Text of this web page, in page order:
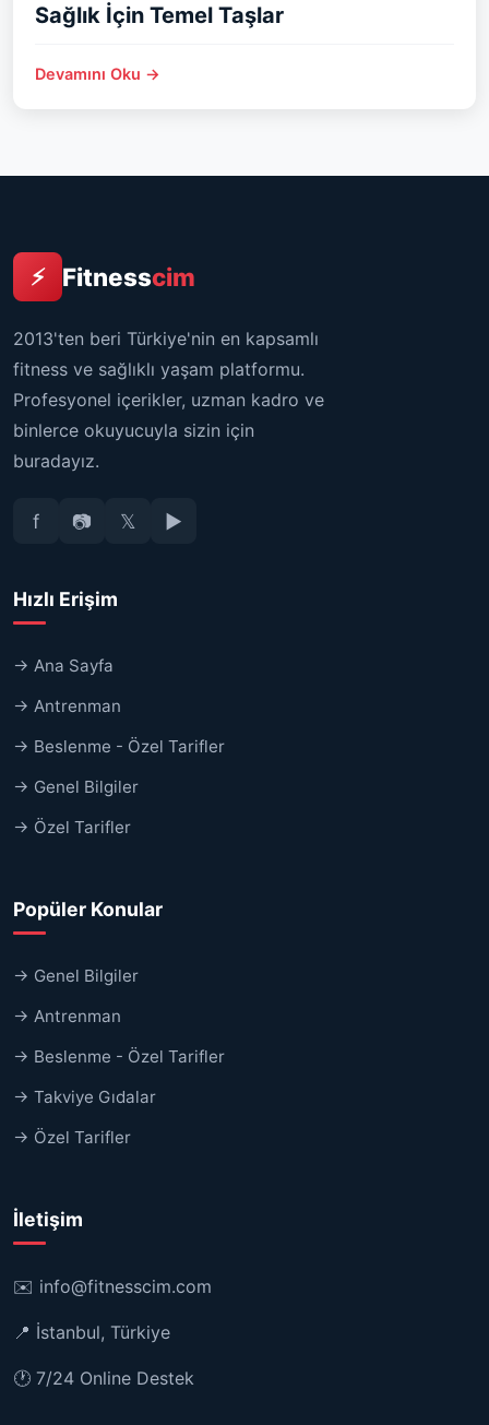
Sağlık İçin Temel Taşlar
Devamını Oku →
⚡ Fitnesscim
2013'ten beri Türkiye'nin en kapsamlı
fitness ve sağlıklı yaşam platformu.
Profesyonel içerikler, uzman kadro ve
binlerce okuyucuyla sizin için
buradayız.
f 📷 𝕏 ▶
Hızlı Erişim
→ Ana Sayfa
→ Antrenman
→ Beslenme - Özel Tarifler
→ Genel Bilgiler
→ Özel Tarifler
Popüler Konular
→ Genel Bilgiler
→ Antrenman
→ Beslenme - Özel Tarifler
→ Takviye Gıdalar
→ Özel Tarifler
İletişim
✉️ info@fitnesscim.com
📍 İstanbul, Türkiye
🕐 7/24 Online Destek